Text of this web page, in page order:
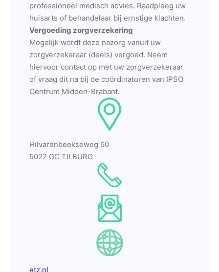
professioneel medisch advies. Raadpleeg uw
huisarts of behandelaar bij ernstige klachten.
Vergoeding zorgverzekering
Mogelijk wordt deze nazorg vanuit uw
zorgverzekeraar (deels) vergoed. Neem
hiervoor contact op met uw zorgverzekeraar
of vraag dit na bij de coördinatoren van IPSO
Centrum Midden-Brabant.
Hilvarenbeekseweg 60
5022 GC TILBURG
etz.nl